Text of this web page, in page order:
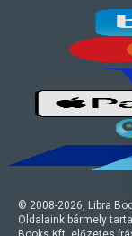
© 2008-2026, Libra
Oldalaink bármely